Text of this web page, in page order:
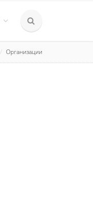
Организации